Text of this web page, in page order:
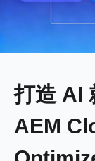
打造 AI
AEM